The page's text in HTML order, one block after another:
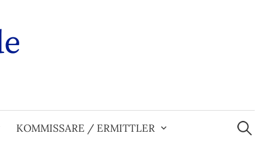
KOMMISSARE / ERMITTLER
Suchen
nach: